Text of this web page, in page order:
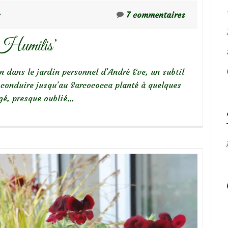
7 commentaires
dans le jardin personnel d’André Eve, un subtil
jusqu’au Sarcococca planté à quelques
presque oublié…